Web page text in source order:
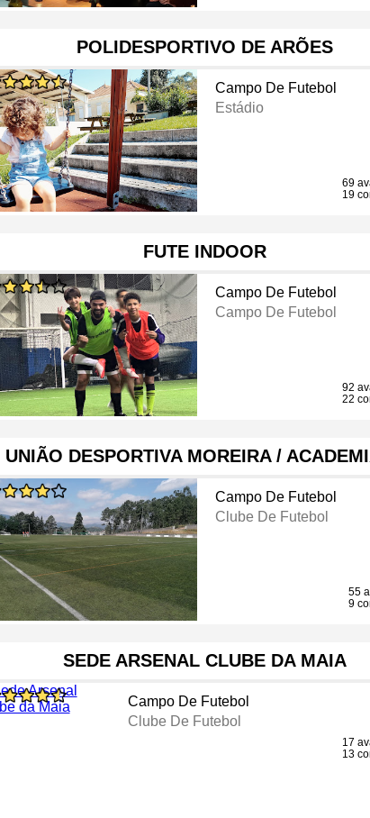
POLIDESPORTIVO DE ARÕES
Campo De Futebol
Estádio
69
19
FUTE INDOOR
Campo De Futebol
Campo De Futebol
92
22
UNIÃO DESPORTIVA MOREIRA /
Campo De Futebol
Clube De Futebol
55
9
SEDE ARSENAL CLUBE DA MAIA
Campo De Futebol
Clube De Futebol
17
13